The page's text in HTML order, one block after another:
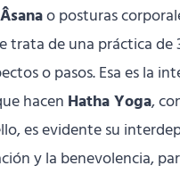
Âsanao posturas
de una práctica
o pasos. Esa es la
hacen Hatha Yoga,
es evidente su
y la benevolencia,